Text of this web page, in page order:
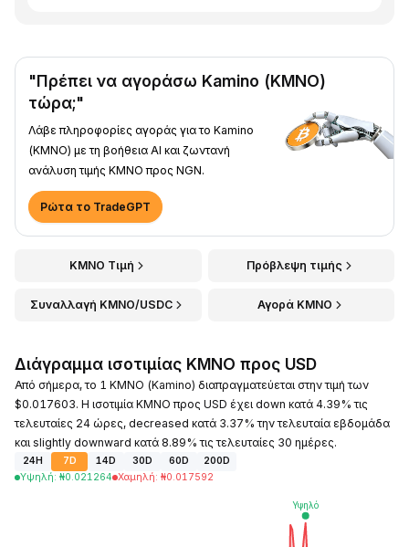
"Πρέπει να αγοράσω Kamino (KMNO)
τώρα;"
Λάβε πληροφορίες αγοράς για το Kamino
(KMNO) με τη βοήθεια AI και ζωντανή
ανάλυση τιμής KMNO προς NGN.
Ρώτα το TradeGPT
KMNO Τιμή Πρόβλεψη τιμής
Συναλλαγή KMNO/USDC Αγορά KMNO
Διάγραμμα ισοτιμίας KMNO προς USD
Από σήμερα, το 1 KMNO (Kamino) διαπραγματεύεται στην τιμή των
$0.017603. Η ισοτιμία KMNO προς USD έχει down κατά 4.39% τις
τελευταίες 24 ώρες, decreased κατά 3.37% την τελευταία εβδομάδα
και slightly downward κατά 8.89% τις τελευταίες 30 ημέρες.
24H 7D 14D 30D 60D
200D
Υψηλή: ₦0.021264 Χαμηλή: ₦0.017592